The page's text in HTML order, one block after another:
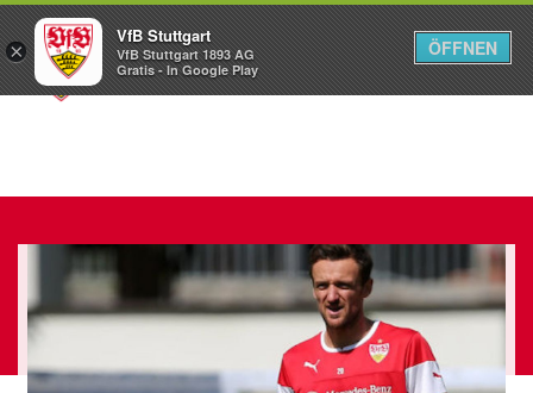
Menü
×
VfB Stuttgart
VfB Stuttgart 1893 AG
Gratis - In Google Play
ÖFFNEN